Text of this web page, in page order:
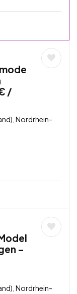
/
Nordrhein-
–
Nordrhein-